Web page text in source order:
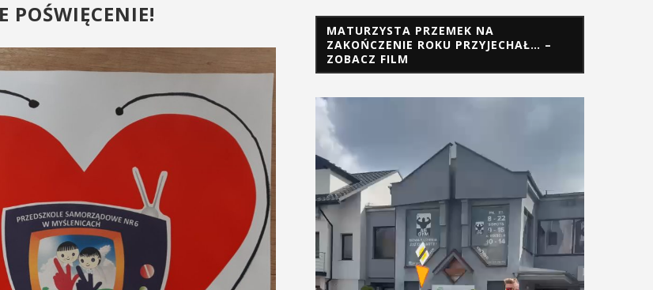
POŚWIĘCENIE!
MATURZYSTA PRZEMEK NA
ZAKOŃCZENIE ROKU PRZYJECHAŁ… –
ZOBACZ FILM
Odtwarzacz
video